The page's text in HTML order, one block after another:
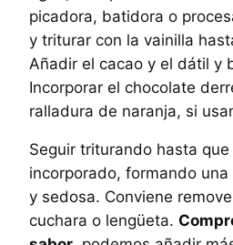
picadora, batidora o
y triturar con la vainilla
Añadir el cacao y el dátil y
Incorporar el chocolate
ralladura de naranja, si
Seguir triturando hasta
incorporado, formando
y sedosa. Conviene
cuchara o lengüeta.